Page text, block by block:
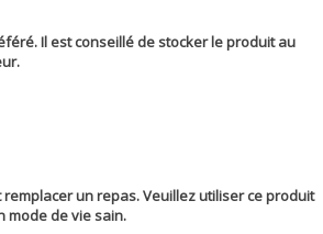
Il est conseillé de stocker le produit au
un repas. Veuillez utiliser ce produit
mode de vie sain.